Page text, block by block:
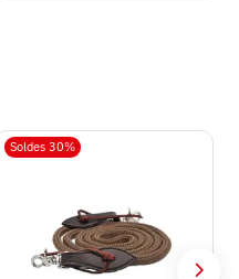
Soldes 30%